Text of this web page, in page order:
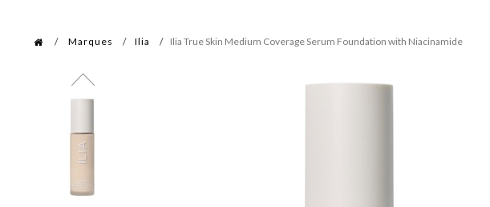
Marques Ilia Ilia True Skin Medium Coverage Serum Foundation with Niacinamide